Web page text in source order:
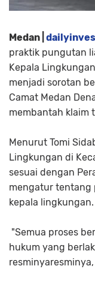
Medan |
praktik pungutan
Kepala
menjadi sorotan
Camat Medan
membantah klaim
Menurut Tomi
Lingkungan di
sesuai dengan
mengatur tentang
kepala lingkungan.
"Semua proses
hukum yang